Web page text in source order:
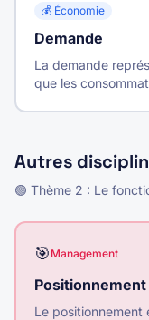
💰 Économie
Demande
La demande
que les
Autres
🟢 Thème 2 : Le
🎯 Management
Positionnement
Le positionnement